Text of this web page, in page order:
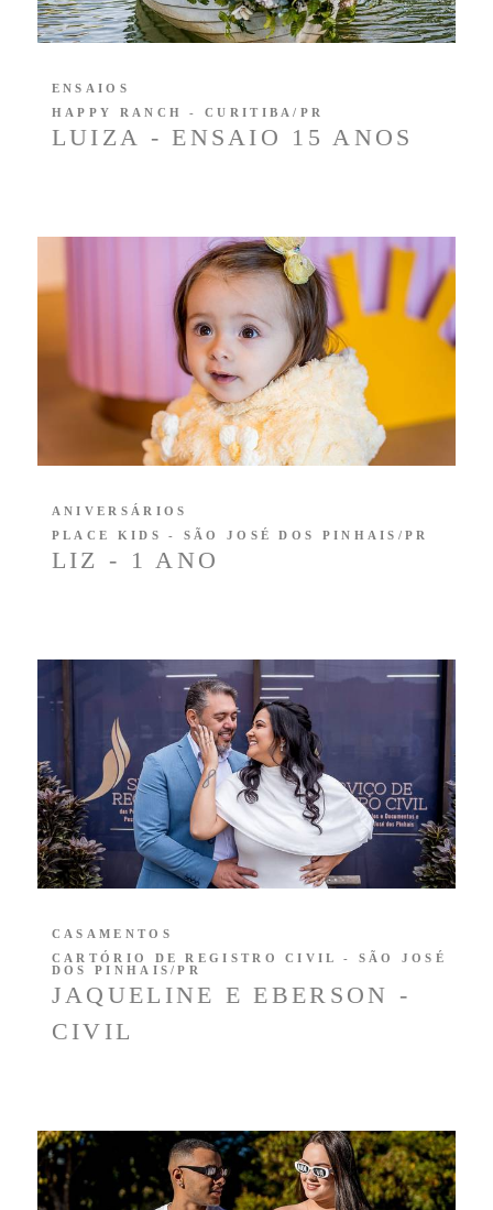
LUIZA - ENSAIO 15 ANOS
ENSAIOS
HAPPY RANCH - CURITIBA/PR
LIZ - 1 ANO
ANIVERSÁRIOS
PLACE KIDS - SÃO JOSÉ DOS PINHAIS/PR
JAQUELINE E EBERSON -
CIVIL
CASAMENTOS
CARTÓRIO DE REGISTRO CIVIL - SÃO JOSÉ
DOS PINHAIS/PR